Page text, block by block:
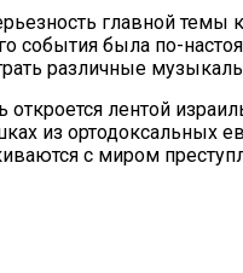
главной темы
события была по-
различные
откроется лентой
из ортодоксальных
с миром